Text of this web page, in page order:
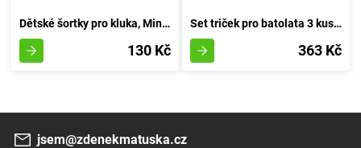
Dětské šortky pro kluka, Minoti, pug 5, velikost 92/98 | 2-3 roky
130 Kč
Set triček pro batolata 3 kusy, Minoti, Objetí 8, chlapec - 74/80 | 9-12 měsíců
363 Kč
jsem@zdenekmatuska.cz